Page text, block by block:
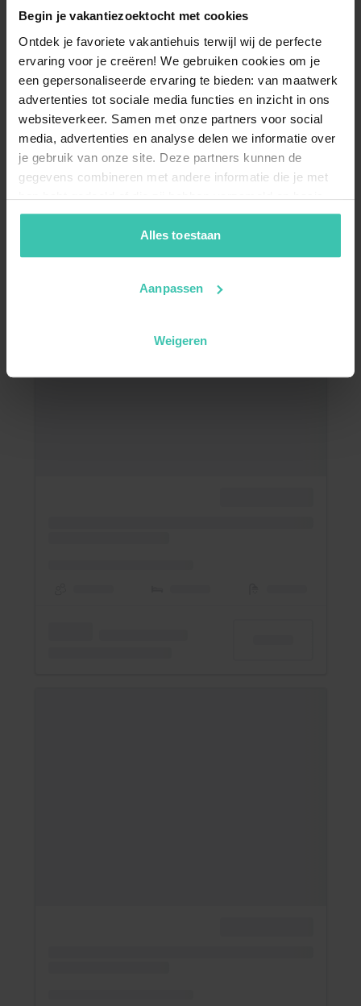
Begin je vakantiezoektocht met cookies
Ontdek je favoriete vakantiehuis terwijl wij de perfecte
ervaring voor je creëren! We gebruiken cookies om je
een gepersonaliseerde ervaring te bieden: van maatwerk
advertenties tot sociale media functies en inzicht in ons
websiteverkeer. Samen met onze partners voor social
media, advertenties en analyse delen we informatie over
je gebruik van onze site. Deze partners kunnen de
gegevens combineren met andere informatie die je met
hen hebt gedeeld of die zij hebben verzameld op basis
van je gebruik van hun diensten. Zo zorgen we ervoor dat
jouw vakantiezoektocht soepel en op maat verloopt!
Alles toestaan
Aanpassen
Weigeren